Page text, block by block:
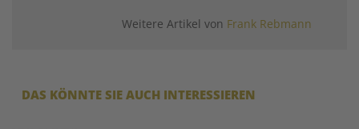
Weitere Artikel von Frank Rebmann
DAS KÖNNTE SIE AUCH INTERESSIEREN